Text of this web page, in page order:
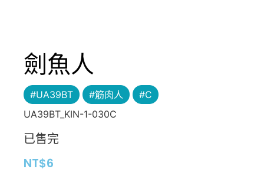
劍魚人
#UA39BT #筋肉人
#C
UA39BT_KIN-1-030C
已售完
NT$6